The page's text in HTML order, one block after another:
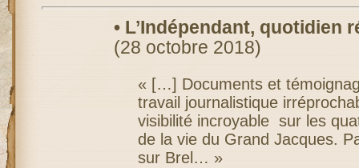
• L’Indépendant, quotidien
(28 octobre 2018)
« […] Documents et
travail journalistique
visibilité incroyable sur les
de la vie du Grand Jacques.
sur Brel… »